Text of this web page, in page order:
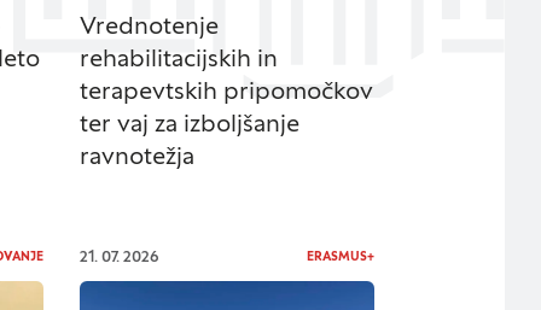
Vrednotenje
rehabilitacijskih in
terapevtskih pripomočkov
ter vaj za izboljšanje
ravnotežja
21. 07. 2026 ERASMUS+
običajno ne
spletno
kategorij, da si
piškotkov vpliva
izklopiti.
na primer